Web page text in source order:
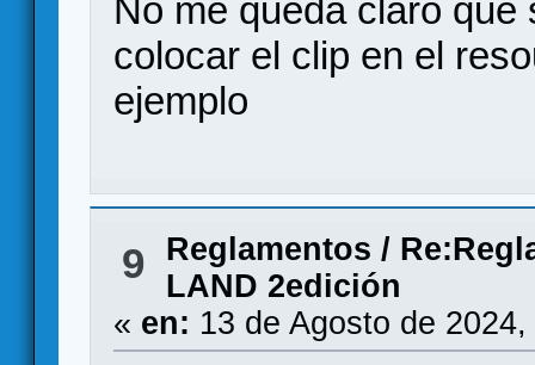
No me queda claro
colocar el clip en el
ejemplo
9 Reglamentos /
LAND 2edición
« en: 13 de Agosto de